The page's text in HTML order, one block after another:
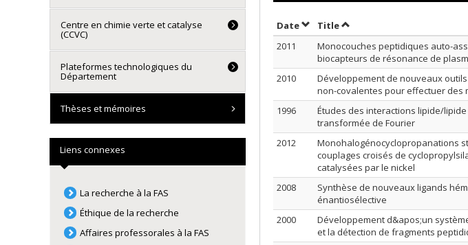
DateSort by date in ascending order
TitleSort by title in ascending
2011
Monocouches peptidiques auto-
biocapteurs de résonance de
2010
Développement de nouveaux
non-covalentes pour effectuer des
1996
Études des interactions lipide/
transformée de Fourier
2012
Monohalogénocyclopropanations
couplages croisés de
catalysées par le nickel
2008
Synthèse de nouveaux ligands
énantiosélective
2000
Développement d&apos;un
et la détection de fragments
Centre en chimie verte et catalyse
(CCVC)
Plateformes technologiques du
Département
Thèses et mémoires
Liens connexes
La recherche à la FAS
Éthique de la recherche
Affaires professorales à la FAS